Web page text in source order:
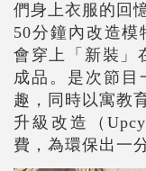
們身上衣服的回
50分鐘內改造
會穿上「新裝」
成品。是次節目
趣，同時以寓教
升級改造（
費，為環保出一